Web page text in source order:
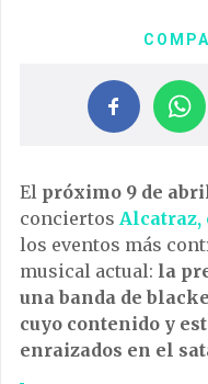
El próximo 9 de
conciertos
los eventos más
musical actual: la
una banda de
cuyo contenido y
enraizados en el